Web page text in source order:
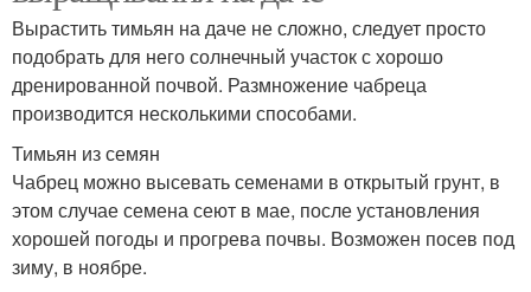
Вырастить тимьян на даче не сложно, следует просто
подобрать для него солнечный участок с хорошо
дренированной почвой. Размножение чабреца
производится несколькими способами.
Тимьян из семян
Чабрец можно высевать семенами в открытый грунт, в
этом случае семена сеют в мае, после установления
хорошей погоды и прогрева почвы. Возможен посев под
зиму, в ноябре.